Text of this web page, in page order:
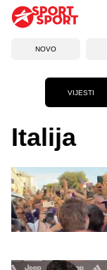
NOVO
VIJESTI
Italija